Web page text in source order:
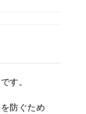
す。
防ぐため